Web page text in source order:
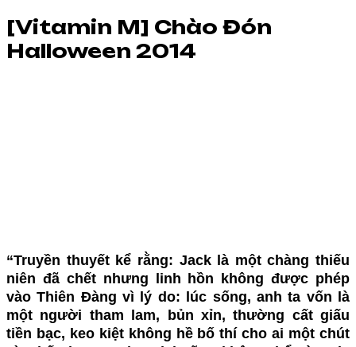
[Vitamin M] Chào Đón
Halloween 2014
“Truyền thuyết kể rằng: Jack là một chàng thiếu
niên đã chết nhưng linh hồn không được phép
vào Thiên Đàng vì lý do: lúc sống, anh ta vốn là
một người tham lam, bủn xỉn, thường cất giấu
tiền bạc, keo kiệt không hề bố thí cho ai một chút